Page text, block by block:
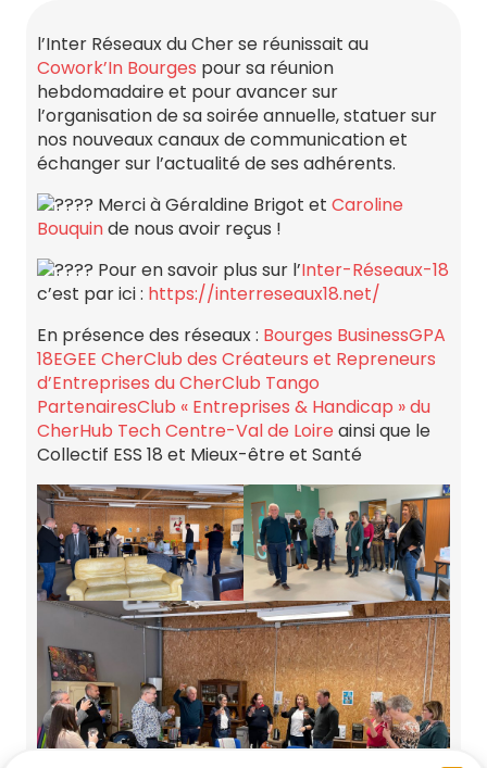
l’Inter Réseaux du Cher se réunissait au
Cowork’In Bourges pour sa réunion
hebdomadaire et pour avancer sur
l’organisation de sa soirée annuelle, statuer sur
nos nouveaux canaux de communication et
échanger sur l’actualité de ses adhérents.
Merci à Géraldine Brigot et Caroline
Bouquinde nous avoir reçus !
Pour en savoir plus sur l’Inter-Réseaux-18
c’est par ici : https://interreseaux18.net/
En présence des réseaux : Bourges BusinessGPA
18EGEE CherClub des Créateurs et Repreneurs
d’Entreprises du CherClub Tango
PartenairesClub « Entreprises & Handicap » du
CherHub Tech Centre-Val de Loire ainsi que le
Collectif ESS 18 et Mieux-être et Santé